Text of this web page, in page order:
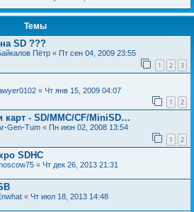
Темы
на SD ???
Пётр « Пт сен 04, 2009 23:55
1 2 3
« Чт янв 15, 2009 04:07
1 2
карт - SD/MMC/CF/MiniSD…
Gen-Tum « Пн июн 02, 2008 13:54
1 2
SDHC
« Чт дек 26, 2013 21:31
« Чт июл 18, 2013 14:48